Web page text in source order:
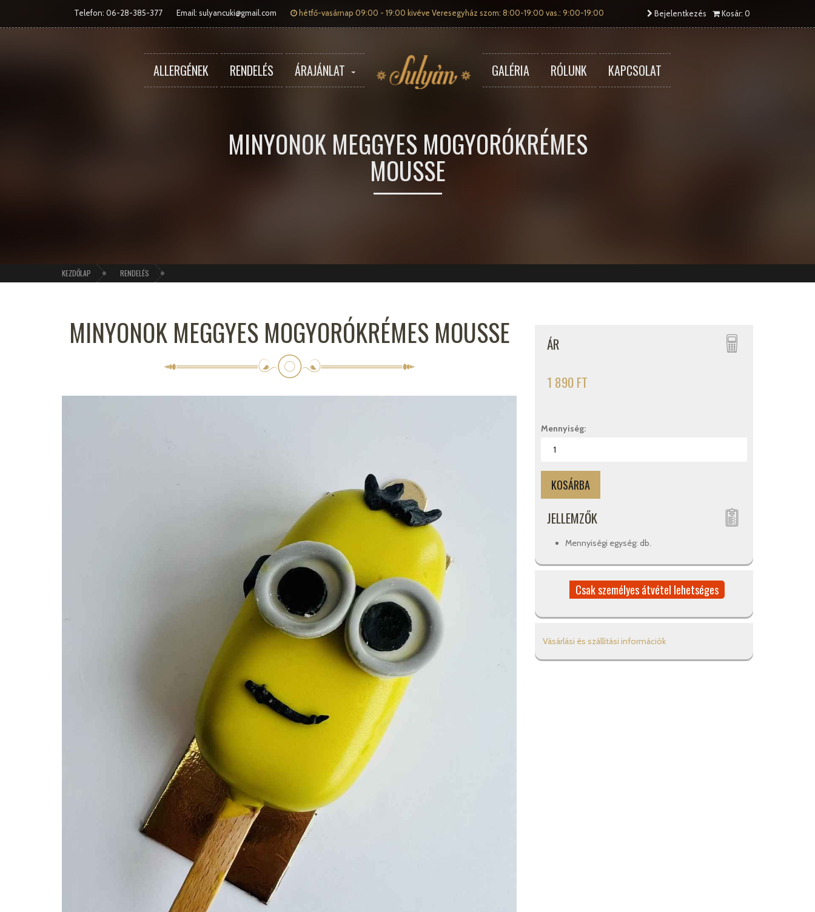
Telefon: 06-28-385-377 Email: sulyancuki@gmail.com hétfő-vasárnap 09:00 - 19:00 kivéve Veresegyház szom: 8:00-19:00 vas.: 9:00-19:00 Bejelentkezés Kosár: 0
ALLERGÉNEK RENDELÉS ÁRAJÁNLAT GALÉRIA RÓLUNK KAPCSOLAT
MINYONOK MEGGYES MOGYORÓKRÉMES
MOUSSE
KEZDŐLAP RENDELÉS
MINYONOK MEGGYES MOGYORÓKRÉMES MOUSSE ÁR
1 890 FT
Mennyiség:
JELLEMZŐK
Mennyiségi egység: db.
Csak személyes átvétel lehetséges
Vásárlási és szállítási információk